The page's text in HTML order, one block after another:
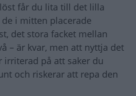
får du lita till det lilla
i mitten placerade
det stora facket mellan
– är kvar, men att nyttja det
irriterad på att saker du
och riskerar att repa den